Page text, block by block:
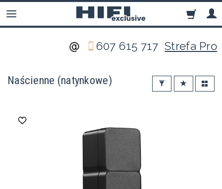
607 615 717Strefa Pro
Naścienne (natynkowe)